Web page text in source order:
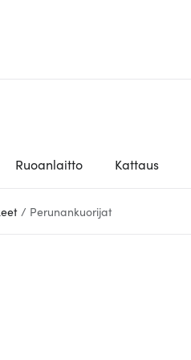
Ruoanlaitto Kattaus
/ Perunankuorijat